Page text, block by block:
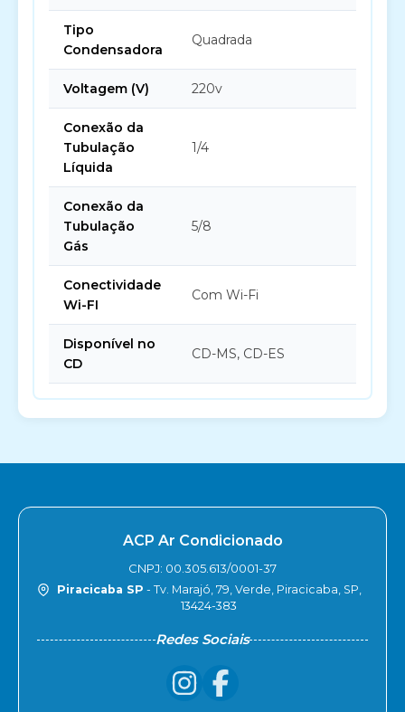
Tipo
Condensadora
Quadrada
Voltagem (V) 220v
Conexão da
Tubulação
Líquida
1/4
Conexão da
Tubulação
Gás
5/8
Conectividade
Wi-FI
Com Wi-Fi
Disponível no
CD
CD-MS, CD-ES
ACP Ar Condicionado
CNPJ: 00.305.613/0001-37
Piracicaba SP - Tv. Marajó, 79, Verde, Piracicaba, SP,
13424-383
Redes Sociais